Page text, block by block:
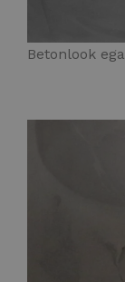
Betonlook